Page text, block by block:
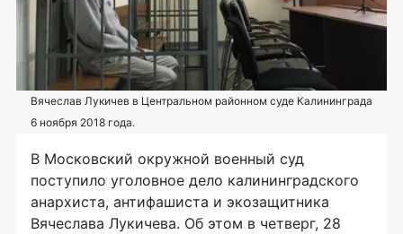
Вячеслав Лукичев в Центральном районном суде Калининграда
6 ноября 2018 года.
В Московский окружной военный суд
поступило уголовное дело калининградского
анархиста, антифашиста и экозащитника
Вячеслава Лукичева. Об этом в четверг, 28